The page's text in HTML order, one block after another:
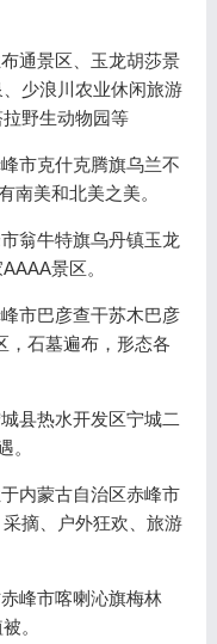
通景区、玉龙胡莎景
少浪川农业休闲旅游
野生动物园等
市克什克腾旗乌兰不
南美和北美之美。
翁牛特旗乌丹镇玉龙
景区。
市巴彦查干苏木巴彦
，石墓遍布，形态各
县热水开发区宁城二
。
内蒙古自治区赤峰市
摘、户外狂欢、旅游
峰市喀喇沁旗梅林
。